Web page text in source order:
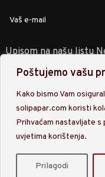
Poštujemo vašu
Kako bismo Vam
solipapar.com koristi
Prihvaćam nastavljate
uvjetima korištenja.
Prilagodi
Upisom na našu listu
podataka
Upišite pojam koji tražite.